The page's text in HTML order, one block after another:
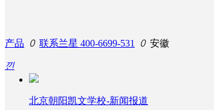
产品 ꄲ 联系兰星 400-6699-531 ꄲ 安徽
낀
北京朝阳凯文学校-新闻报道